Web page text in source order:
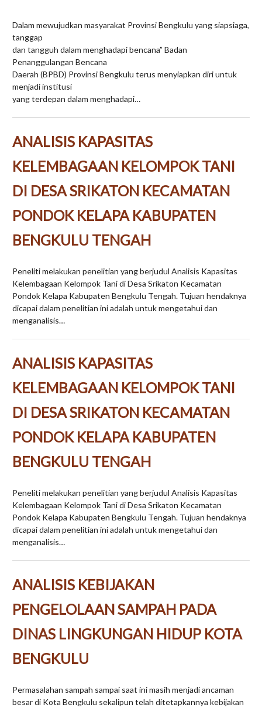
Dalam mewujudkan masyarakat Provinsi Bengkulu yang siapsiaga,
tanggap
dan tangguh dalam menghadapi bencana” Badan
Penanggulangan Bencana
Daerah (BPBD) Provinsi Bengkulu terus menyiapkan diri untuk
menjadi institusi
yang terdepan dalam menghadapi…
ANALISIS KAPASITAS
KELEMBAGAAN KELOMPOK TANI
DI DESA SRIKATON KECAMATAN
PONDOK KELAPA KABUPATEN
BENGKULU TENGAH
Peneliti melakukan penelitian yang berjudul Analisis Kapasitas
Kelembagaan Kelompok Tani di Desa Srikaton Kecamatan
Pondok Kelapa Kabupaten Bengkulu Tengah. Tujuan hendaknya
dicapai dalam penelitian ini adalah untuk mengetahui dan
menganalisis…
ANALISIS KAPASITAS
KELEMBAGAAN KELOMPOK TANI
DI DESA SRIKATON KECAMATAN
PONDOK KELAPA KABUPATEN
BENGKULU TENGAH
Peneliti melakukan penelitian yang berjudul Analisis Kapasitas
Kelembagaan Kelompok Tani di Desa Srikaton Kecamatan
Pondok Kelapa Kabupaten Bengkulu Tengah. Tujuan hendaknya
dicapai dalam penelitian ini adalah untuk mengetahui dan
menganalisis…
ANALISIS KEBIJAKAN
PENGELOLAAN SAMPAH PADA
DINAS LINGKUNGAN HIDUP KOTA
BENGKULU
Permasalahan sampah sampai saat ini masih menjadi ancaman
besar di Kota Bengkulu sekalipun telah ditetapkannya kebijakan